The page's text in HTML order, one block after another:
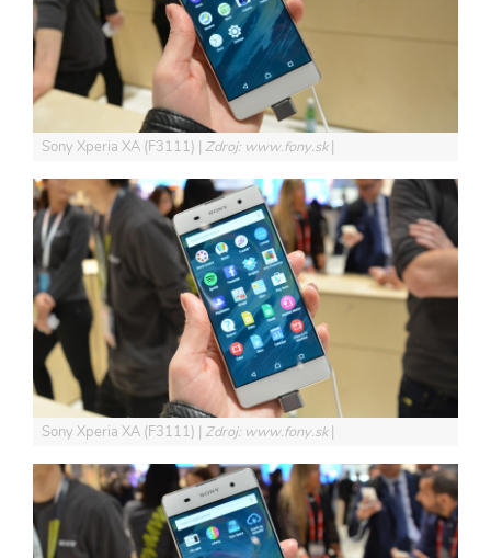
Sony Xperia XA (F3111) Zdroj: www.fony.sk
Sony Xperia XA (F3111) Zdroj: www.fony.sk